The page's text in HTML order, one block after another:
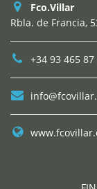
Fco.Villar
Rbla. de Francia,
+34 93 465 87